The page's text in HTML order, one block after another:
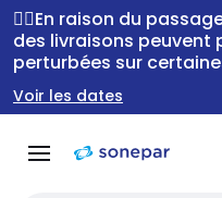
Passer à la
navigation
Passer
au
contenu
🚴‍♂️En raison du
des livraisons
perturbées sur
Voir les dates